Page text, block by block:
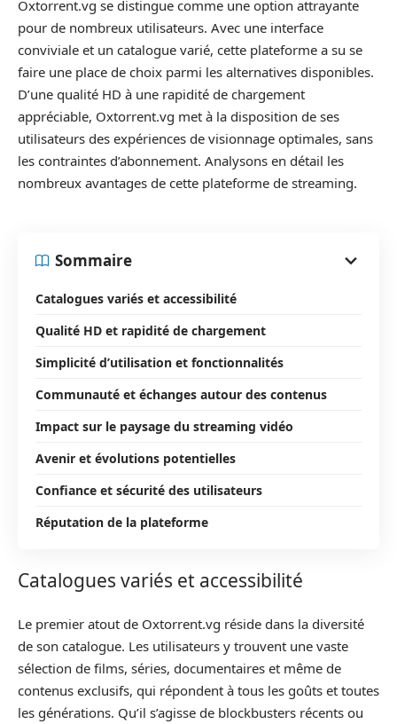
Oxtorrent.vg se distingue comme une option attrayante
pour de nombreux utilisateurs. Avec une interface
conviviale et un catalogue varié, cette plateforme a su se
faire une place de choix parmi les alternatives disponibles.
D’une qualité HD à une rapidité de chargement
appréciable, Oxtorrent.vg met à la disposition de ses
utilisateurs des expériences de visionnage optimales, sans
les contraintes d’abonnement. Analysons en détail les
nombreux avantages de cette plateforme de streaming.
Sommaire
Catalogues variés et accessibilité
Qualité HD et rapidité de chargement
Simplicité d’utilisation et fonctionnalités
Communauté et échanges autour des contenus
Impact sur le paysage du streaming vidéo
Avenir et évolutions potentielles
Confiance et sécurité des utilisateurs
Réputation de la plateforme
Catalogues variés et accessibilité
Le premier atout de Oxtorrent.vg réside dans la diversité
de son catalogue. Les utilisateurs y trouvent une vaste
sélection de films, séries, documentaires et même de
contenus exclusifs, qui répondent à tous les goûts et toutes
les générations. Qu’il s’agisse de blockbusters récents ou